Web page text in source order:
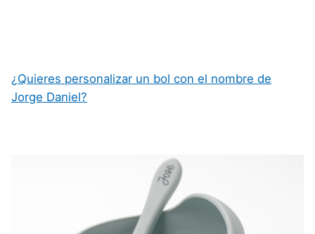
¿Quieres personalizar un bol con el nombre de
Jorge Daniel?